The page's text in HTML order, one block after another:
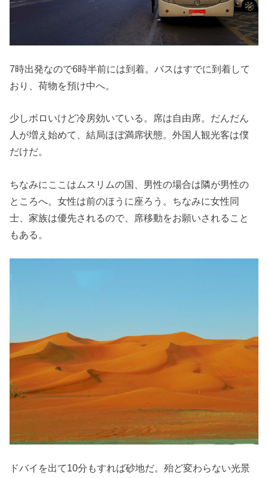
7時出発なので6時半前には到着。バスはすでに到着して
おり、荷物を預け中へ。
少しボロいけど冷房効いている。席は自由席。だんだん
人が増え始めて、結局ほぼ満席状態。外国人観光客は僕
だけだ。
ちなみにここはムスリムの国、男性の場合は隣が男性の
ところへ。女性は前のほうに座ろう。ちなみに女性同
士、家族は優先されるので、席移動をお願いされること
もある。
ドバイを出て10分もすれば砂地だ。殆ど変わらない光景